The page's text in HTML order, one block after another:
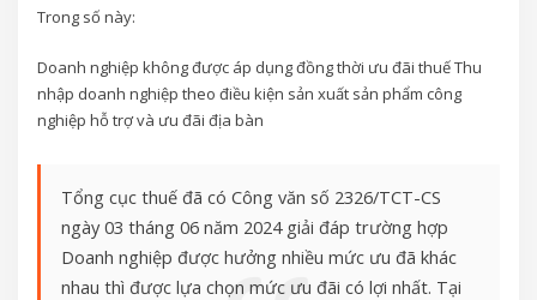
Trong số này:
Doanh nghiệp không được áp dụng đồng thời ưu đãi thuế Thu
nhập doanh nghiệp theo điều kiện sản xuất sản phẩm công
nghiệp hỗ trợ và ưu đãi địa bàn
Tổng cục thuế đã có Công văn số 2326/TCT-CS
ngày 03 tháng 06 năm 2024 giải đáp trường hợp
Doanh nghiệp được hưởng nhiều mức ưu đã khác
nhau thì được lựa chọn mức ưu đãi có lợi nhất. Tại